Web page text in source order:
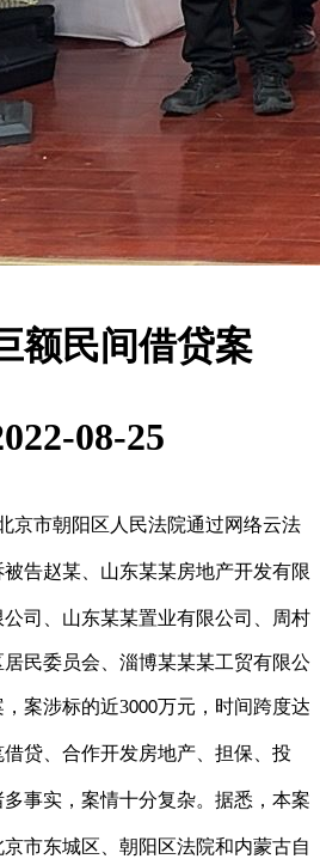
额民间借贷案
08-25
京市朝阳区人民法院通过网络云法
告赵某、 山东某某房地产开发有限
司、山东某某置业有限公司、周村
民委员会、淄博某某某工贸有限公
案涉标的近3000万元，时间跨度达
贷、合作开发房地产、担保、投
事实，案情十分复杂。据悉，本案
市东城区、朝阳区法院和内蒙古自